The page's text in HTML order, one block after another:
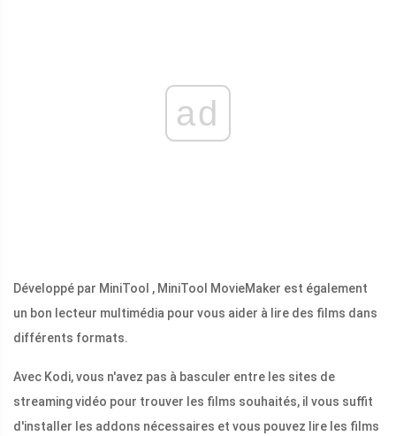
ad
Développé par MiniTool , MiniTool MovieMaker est également
un bon lecteur multimédia pour vous aider à lire des films dans
différents formats.
Avec Kodi, vous n'avez pas à basculer entre les sites de
streaming vidéo pour trouver les films souhaités, il vous suffit
d'installer les addons nécessaires et vous pouvez lire les films